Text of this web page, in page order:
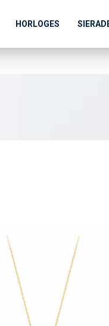
HORLOGES